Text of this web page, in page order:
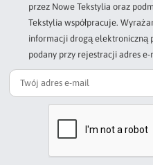
Twoja opinia o
przez Nowe Tekstylia oraz
Tekstylia współpracuje.
informacji drogą elektroniczną
podany przy rejestracji adres e-